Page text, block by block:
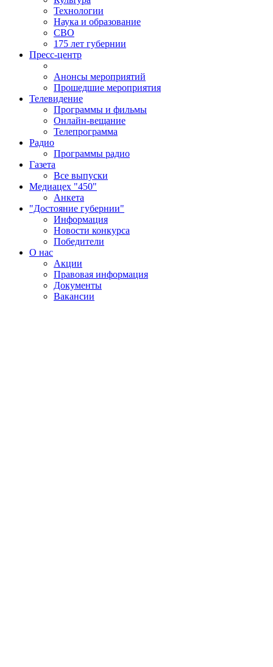
Технологии
Наука и образование
СВО
175 лет губернии
Пресс-центр
Анонсы мероприятий
Прошедшие мероприятия
Телевидение
Программы и фильмы
Онлайн-вещание
Телепрограмма
Радио
Программы радио
Газета
Все выпуски
Медиацех "450"
Анкета
"Достояние губернии"
Информация
Новости конкурса
Победители
О нас
Акции
Правовая информация
Документы
Вакансии